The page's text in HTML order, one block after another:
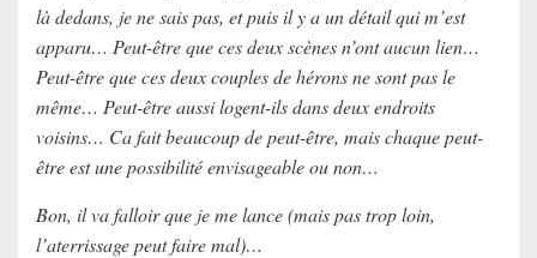
là dedans, je ne sais pas, et puis il y a un détail qui m’est
apparu… Peut-être que ces deux scènes n’ont aucun lien…
Peut-être que ces deux couples de hérons ne sont pas le
même… Peut-être aussi logent-ils dans deux endroits
voisins… Ca fait beaucoup de peut-être, mais chaque peut-
être est une possibilité envisageable ou non…
Bon, il va falloir que je me lance (mais pas trop loin,
l’aterrissage peut faire mal)…